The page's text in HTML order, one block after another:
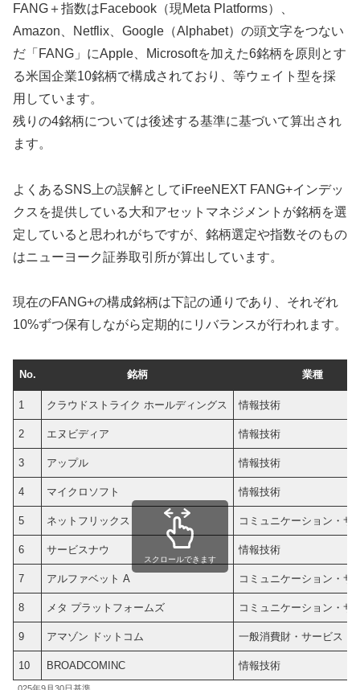
FANG＋指数はFacebook（現Meta Platforms）、
Amazon、Netflix、Google（Alphabet）の頭文字をつない
だ「FANG」にApple、Microsoftを加えた6銘柄を原則とす
る米国企業10銘柄で構成されており、等ウェイト型を採
用しています。
残りの4銘柄については後述する基準に基づいて算出され
ます。
よくあるSNS上の誤解としてiFreeNEXT FANG+インデッ
クスを提供している大和アセットマネジメントが銘柄を選
定していると思われがちですが、銘柄選定や指数そのもの
はニューヨーク証券取引所が算出しています。
現在のFANG+の構成銘柄は下記の通りであり、それぞれ
10%ずつ保有しながら定期的にリバランスが行われます。
No. 銘柄 業種
1 クラウドストライク ホールディングス 情報技術
2 エヌビディア 情報技術
3 アップル 情報技術
4 マイクロソフト 情報技術
5 ネットフリックス コミュニケーション・サ
6 サービスナウ 情報技術
7 アルファベット A コミュニケーション・サ
8 メタ プラットフォームズ コミュニケーション・サ
9 アマゾン ドットコム 一般消費財・サービス
10 BROADCOMINC 情報技術
スクロールできます